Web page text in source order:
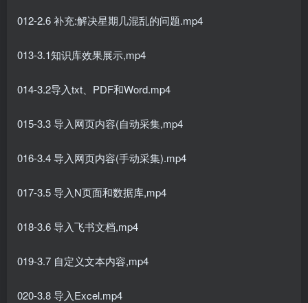
012-2.6 补充:解决星期几混乱的问题.mp4
013-3.1知识库效果展示,mp4
014-3.2导入txt、PDF和Word.mp4
015-3.3 导入网页内容(自动采集,mp4
016-3.4 导入网页内容(手动采集).mp4
017-3.5 导入N页面和数据库,mp4
018-3.6 导入飞书文档,mp4
019-3.7 自定义文本内容,mp4
020-3.8 导入Excel.mp4